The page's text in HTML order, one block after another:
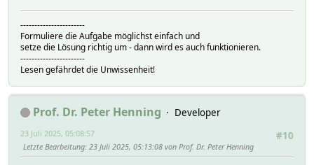
-----------------------
Formuliere die Aufgabe möglichst einfach und
setze die Lösung richtig um - dann wird es auch funktionieren.
-----------------------
Lesen gefährdet die Unwissenheit!
Prof. Dr. Peter Henning
Developer
#10
23 Juli 2025, 05:08:57
Letzte Bearbeitung: 23 Juli 2025, 05:13:08 von Prof. Dr. Peter Henning